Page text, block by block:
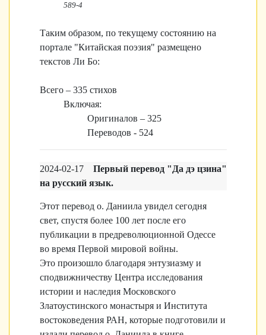
589-4
Таким образом, по текущему состоянию на
портале "Китайская поэзия" размещено
текстов Ли Бо:
Всего – 335 стихов
Включая:
Оригиналов – 325
Переводов - 524
2024-02-17
Первый перевод "Да дэ цзина"
на русский язык.
Этот перевод о. Даниила увидел сегодня
свет, спустя более 100 лет после его
публикации в предреволюционной Одессе
во время Первой мировой войны.
Это произошло благодаря энтузиазму и
сподвижничеству Центра исследования
истории и наследия Московского
Златоустинского монастыря и Института
востоковедения РАН, которые подготовили и